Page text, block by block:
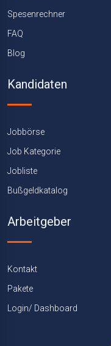
Spesenrechner
FAQ
Blog
Kandidaten
Jobbörse
Job Kategorie
Jobliste
Bußgeldkatalog
Arbeitgeber
Kontakt
Pakete
Login/ Dashboard